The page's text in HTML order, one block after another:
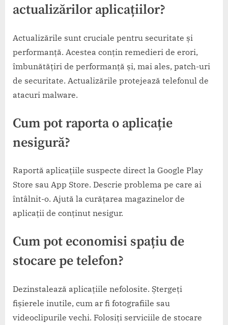
actualizărilor aplicațiilor?
Actualizările sunt cruciale pentru securitate și
performanță. Acestea conțin remedieri de erori,
îmbunătățiri de performanță și, mai ales, patch-uri
de securitate. Actualizările protejează telefonul de
atacuri malware.
Cum pot raporta o aplicație
nesigură?
Raportă aplicațiile suspecte direct la Google Play
Store sau App Store. Descrie problema pe care ai
întâlnit-o. Ajută la curățarea magazinelor de
aplicații de conținut nesigur.
Cum pot economisi spațiu de
stocare pe telefon?
Dezinstalează aplicațiile nefolosite. Ștergeți
fișierele inutile, cum ar fi fotografiile sau
videoclipurile vechi. Folosiți serviciile de stocare